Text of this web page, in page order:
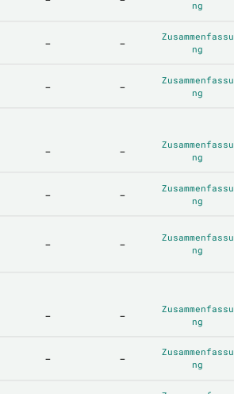
ng
- -
Zusammenfassu
ng
- -
Zusammenfassu
ng
- -
Zusammenfassu
ng
- -
Zusammenfassu
ng
- -
Zusammenfassu
ng
- -
Zusammenfassu
ng
- -
Zusammenfassu
ng